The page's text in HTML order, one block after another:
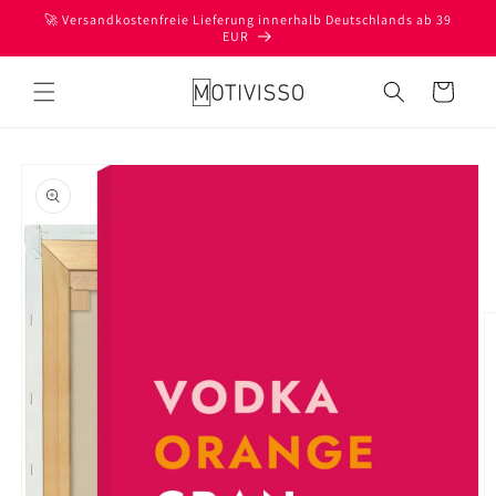
zum
🚀 Versandkostenfreie Lieferung innerhalb Deutschlands ab 39
EUR
Warenkorb